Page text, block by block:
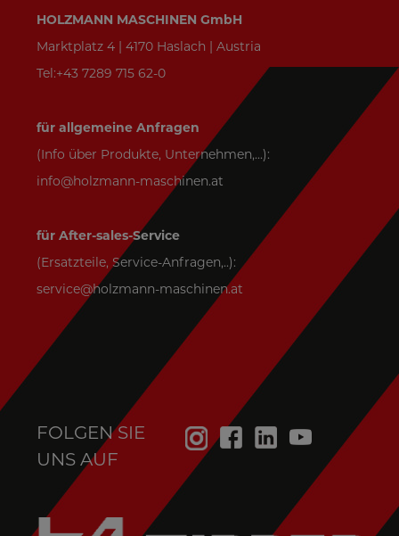
HOLZMANN MASCHINEN GmbH
Marktplatz 4 | 4170 Haslach | Austria
Tel:+43 7289 715 62-0
für allgemeine Anfragen
(Info über Produkte, Unternehmen,...):
info@holzmann-maschinen.at
für After-sales-Service
(Ersatzteile, Service-Anfragen,..):
service@holzmann-maschinen.at
FOLGEN SIE
UNS AUF